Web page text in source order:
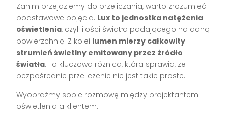
Zanim przejdziemy do przeliczania, warto zrozumieć
podstawowe pojęcia. Lux to jednostka natężenia
oświetlenia, czyli ilości światła padającego na daną
powierzchnię. Z kolei lumen mierzy całkowity
strumień świetlny emitowany przez źródło
światła. To kluczowa różnica, która sprawia, że
bezpośrednie przeliczenie nie jest takie proste.
Wyobraźmy sobie rozmowę między projektantem
oświetlenia a klientem: